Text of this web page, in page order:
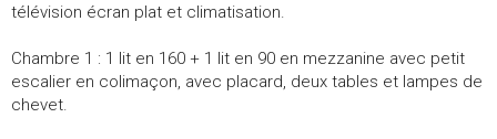
télévision écran plat et climatisation.
Chambre 1 : 1 lit en 160 + 1 lit en 90 en mezzanine avec petit
escalier en colimaçon, avec placard, deux tables et lampes de
chevet.